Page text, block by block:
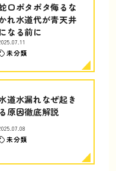
口ポタポタ侮るな
れ水道代が青天井
になる前に
未分類
道水漏れなぜ起き
る原因徹底解説
未分類